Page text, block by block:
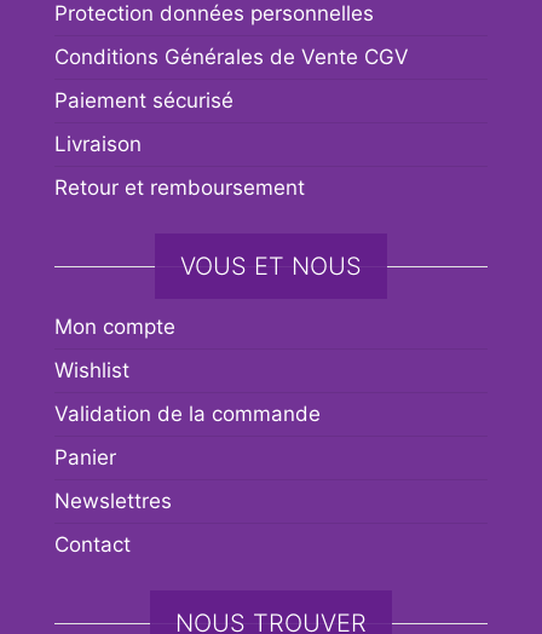
Protection données personnelles
Conditions Générales de Vente CGV
Paiement sécurisé
Livraison
Retour et remboursement
VOUS ET NOUS
Mon compte
Wishlist
Validation de la commande
Panier
Newslettres
Contact
NOUS TROUVER